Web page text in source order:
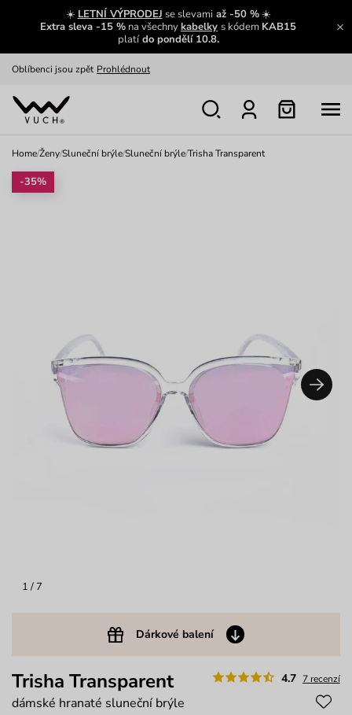
☀️ LETNÍ VÝPRODEJ se slevamiaž -50 %☀️
Extra sleva -15 % na všechnykabelky s kódem KAB15
platído pondělí 10.8.
Zajímavosti ze světa Vuch:
Zobrazit
Oblíbenci jsou zpět Prohlédnout
Nech se inspirovat
Home/Ženy/Sluneční brýle/Sluneční brýle/Trisha Transparent
1 / 7
Dárkové balení
-35%
4.7 7 recenzí
Trisha Transparent
dámské hranaté sluneční brýle